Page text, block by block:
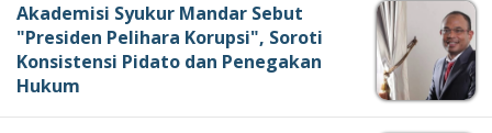
Akademisi Syukur Mandar Sebut
"Presiden Pelihara Korupsi", Soroti
Konsistensi Pidato dan Penegakan
Hukum